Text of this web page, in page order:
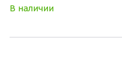
В наличии